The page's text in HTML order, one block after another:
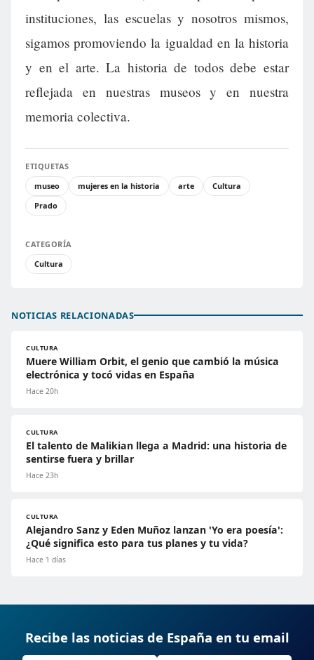
instituciones, las escuelas y nosotros mismos,
sigamos promoviendo la igualdad en la historia
y en el arte. La historia de todos debe estar
reflejada en nuestras museos y en nuestra
memoria colectiva.
ETIQUETAS
museo
mujeres en la historia arte
Cultura
Prado
CATEGORÍA
Cultura
NOTICIAS RELACIONADAS
CULTURA
Muere William Orbit, el genio que cambió la música
electrónica y tocó vidas en España
Hace 20h
CULTURA
El talento de Malikian llega a Madrid: una historia de
sentirse fuera y brillar
Hace 23h
CULTURA
Alejandro Sanz y Eden Muñoz lanzan 'Yo era poesía':
¿Qué significa esto para tus planes y tu vida?
Hace 1 días
Recibe las noticias de España en tu email